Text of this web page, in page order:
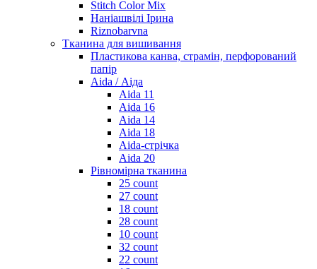
Stitch Color Mix
Наніашвілі Ірина
Riznobarvna
Тканина для вишивання
Пластикова канва, страмін, перфорований
папір
Aida / Аіда
Aida 11
Aida 16
Aida 14
Aida 18
Aida-стрічка
Aida 20
Рівномірна тканина
25 count
27 count
18 count
28 count
10 count
32 count
22 count